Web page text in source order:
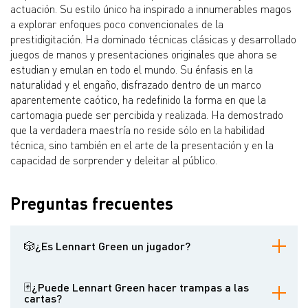
actuación. Su estilo único ha inspirado a innumerables magos
a explorar enfoques poco convencionales de la
prestidigitación. Ha dominado técnicas clásicas y desarrollado
juegos de manos y presentaciones originales que ahora se
estudian y emulan en todo el mundo. Su énfasis en la
naturalidad y el engaño, disfrazado dentro de un marco
aparentemente caótico, ha redefinido la forma en que la
cartomagia puede ser percibida y realizada. Ha demostrado
que la verdadera maestría no reside sólo en la habilidad
técnica, sino también en el arte de la presentación y en la
capacidad de sorprender y deleitar al público.
Preguntas frecuentes
🎲¿Es Lennart Green un jugador?
cartas, no hay información pública que sugiera que es un jugador
profesional. Su pericia reside en el arte de la magia y la ilusión,
🃏¿Puede Lennart Green hacer trampas a las
cartas?